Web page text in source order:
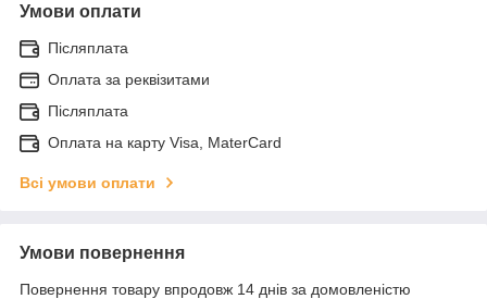
Умови оплати
Післяплата
Оплата за реквізитами
Післяплата
Оплата на карту Visa, MaterCard
Всі умови оплати
Умови повернення
Повернення товару впродовж 14 днів за домовленістю